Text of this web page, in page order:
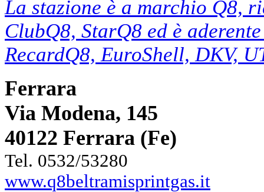
La stazione è a marchio Q8,
ClubQ8, StarQ8 ed è
RecardQ8, EuroShell, DKV,
Ferrara
Via Modena, 145
40122 Ferrara (Fe)
Tel. 0532/53280
www.q8beltramisprintgas.it